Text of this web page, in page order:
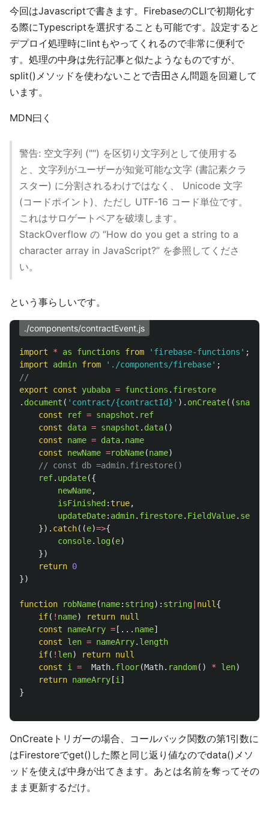
今回はJavascriptで書きます。FirebaseのCLIで初期化す
る際にTypescriptを選択することも可能です。設定すると
デプロイ処理時にlintもやってくれるので非常に便利で
す。処理の中身は先行記事と似たようなものですが、
split()メソッドを使わないことで𠮷田さん問題を回避して
います。
MDN曰く
警告: 空文字列 ("") を区切り文字列として使用する
と、文字列がユーザーが知覚可能な文字 (書記素クラ
スター) に分割されるわけではなく、 Unicode 文字
(コードポイント)、ただし UTF-16 コード単位です。
これはサロゲートペアを破壊します。
StackOverflow の “How do you get a string to a
character array in JavaScript?” を参照してくださ
い。
という事らしいです。
./components/contractEvent.js
import * as functions from ' firebase-functions ' ;
import
admin from ' ./components/firebase' ;
//
export
const yubaba = functions . firestore
. document ( ' contract/{contractId} ' ). onCreate((
const
ref = snapshot . ref
const
data = snapshot . data()
const
name = data. name
const
newName =robName(name)
// const db =admin.firestore()
ref. update({
newName,
isFinished : true,
updateDate: admin. firestore. FieldValue.
}). catch((e)=>{
console. log(e)
})
return 0
})
function robName(name: string): string null {
if( ! name) return null
const
nameArry = [... name]
const
len = nameArry. length
if( ! len) return null
const
i = Math. floor(Math. random() * len)
return nameArry [i ]
}
OnCreateトリガーの場合、コールバック関数の第1引数に
はFirestoreでget()した際と同じ返り値なのでdata()メソ
ッドを使えば中身が出てきます。あとは名前を奪ってその
まま更新するだけ。